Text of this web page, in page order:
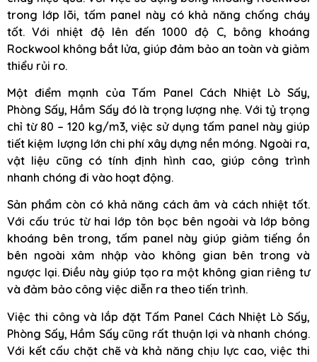
trong lớp lõi, tấm panel này có khả năng chống cháy
tốt. Với nhiệt độ lên đến 1000 độ C, bông khoáng
Rockwool không bắt lửa, giúp đảm bảo an toàn và giảm
thiểu rủi ro.
Một điểm mạnh của Tấm Panel Cách Nhiệt Lò Sấy,
Phòng Sấy, Hầm Sấy đó là trọng lượng nhẹ. Với tỷ trọng
chỉ từ 80 – 120 kg/m3, việc sử dụng tấm panel này giúp
tiết kiệm lượng lớn chi phí xây dựng nền móng. Ngoài ra,
vật liệu cũng có tính định hình cao, giúp công trình
nhanh chóng đi vào hoạt động.
Sản phẩm còn có khả năng cách âm và cách nhiệt tốt.
Với cấu trúc từ hai lớp tôn bọc bên ngoài và lớp bông
khoáng bên trong, tấm panel này giúp giảm tiếng ồn
bên ngoài xâm nhập vào không gian bên trong và
ngược lại. Điều này giúp tạo ra một không gian riêng tư
và đảm bảo công việc diễn ra theo tiến trình.
Việc thi công và lắp đặt Tấm Panel Cách Nhiệt Lò Sấy,
Phòng Sấy, Hầm Sấy cũng rất thuận lợi và nhanh chóng.
Với kết cấu chặt chẽ và khả năng chịu lực cao, việc thi